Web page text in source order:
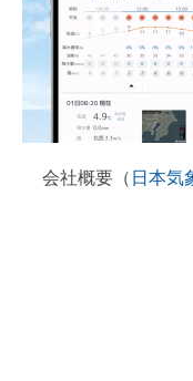
会社概要（ 日本気